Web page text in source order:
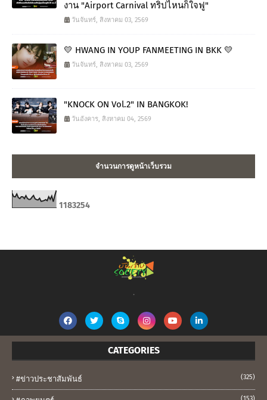
งาน "Airport Carnival ทริปไหนก็ใจฟู"
วันจันทร์, สิงหาคม 03, 2569
💛 HWANG IN YOUP FANMEETING IN BKK 💛
วันจันทร์, สิงหาคม 03, 2569
"KNOCK ON Vol.2" IN BANGKOK!
วันอังคาร, สิงหาคม 04, 2569
จำนวนการดูหน้าเว็บรวม
1183254
.
CATEGORIES
#ข่าวประชาสัมพันธ์ (325)